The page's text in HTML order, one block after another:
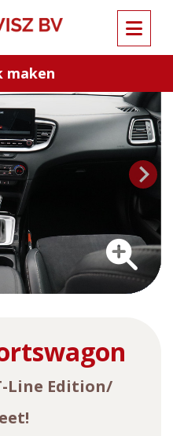
maken
Terug naar overzicht
Line Edition/